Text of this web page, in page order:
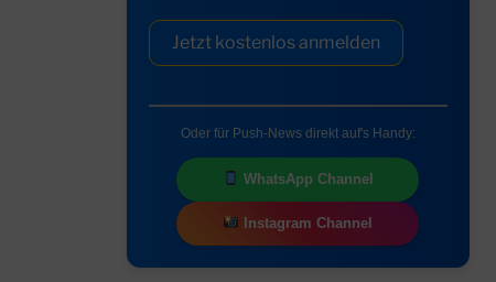
Jetzt kostenlos anmelden
Oder für Push-News direkt auf's Handy:
WhatsApp Channel
Instagram Channel